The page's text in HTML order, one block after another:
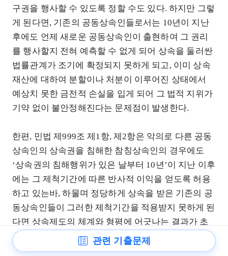
구권을 행사할 수 있도록 정할 수도 있다. 하지만 그렇
게 된다면, 기존의 공동상속인들로서는 10년이 지난
후에도 언제 새로운 공동상속인이 출현하여 그 권리
를 행사할지 전혀 예측할 수 없게 되어 상속을 둘러싼
법률관계가 조기에 확정되지 못하게 되고, 이미 상속
재산에 대하여 분할이나 처분이 이루어진 상태에서
예상치 못한 금전적 손실을 입게 되어 그 법적 지위가
기약 없이 불안정해진다는 문제점이 발생한다.
한편, 민법 제999조 제1항, 제2항은 악의로 다른 공동
상속인의 상속권을 침해한 참칭상속인의 경우에도
‘상속권의 침해행위가 있은 날부터 10년’이 지난 이후
에는 그 제척기간에 따른 반사적 이익을 얻도록 허용
하고 있는바, 하물며 정당하게 상속을 받은 기존의 공
동상속인들이 그러한 제척기간을 적용받지 못하게 된
다면 상속제도의 체계와 형평에 어긋나는 결과가 초
래된다는 새로운 문제점이 발생할 수 있다(헌재 2010.
7. 29. 2005헌바89 중 재판관 이강국, 재판관 이공현,
관련 기출문제